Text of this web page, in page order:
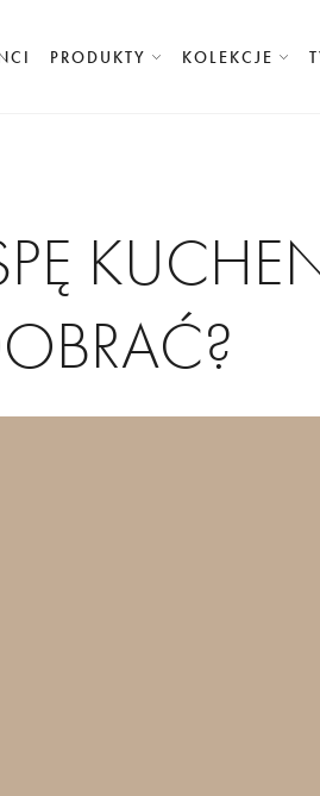
PRODUKTY KOLEKCJE